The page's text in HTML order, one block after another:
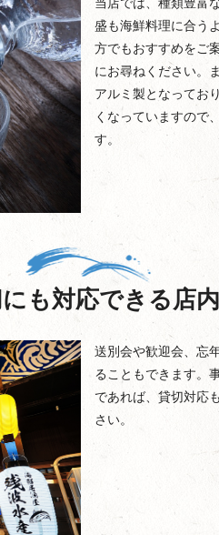
当店では、種類豊富
盛も海鮮料理に合う
方でもおすすめをご
にお尋ねください。
アルミ製となってお
くなっていますので
す。
も対応できる店内
送別会や歓迎会、忘
ることもできます。
であれば、貸切対応
さい。